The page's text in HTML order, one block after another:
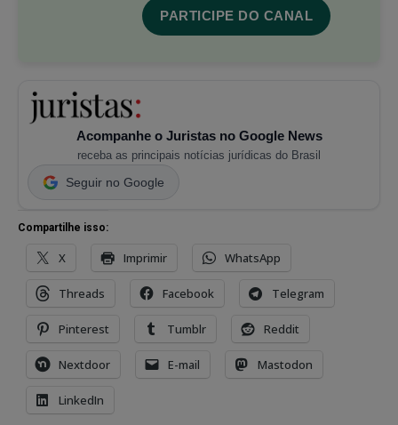
PARTICIPE DO CANAL
Acompanhe o Juristas no Google News
receba as principais notícias jurídicas do Brasil
Seguir no Google
Compartilhe isso:
X Imprimir WhatsApp
Threads Facebook Telegram
Pinterest Tumblr Reddit
Nextdoor E-mail Mastodon
LinkedIn